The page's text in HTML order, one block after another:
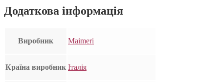
Додаткова інформація
Виробник Maimeri
Країна виробник Італія